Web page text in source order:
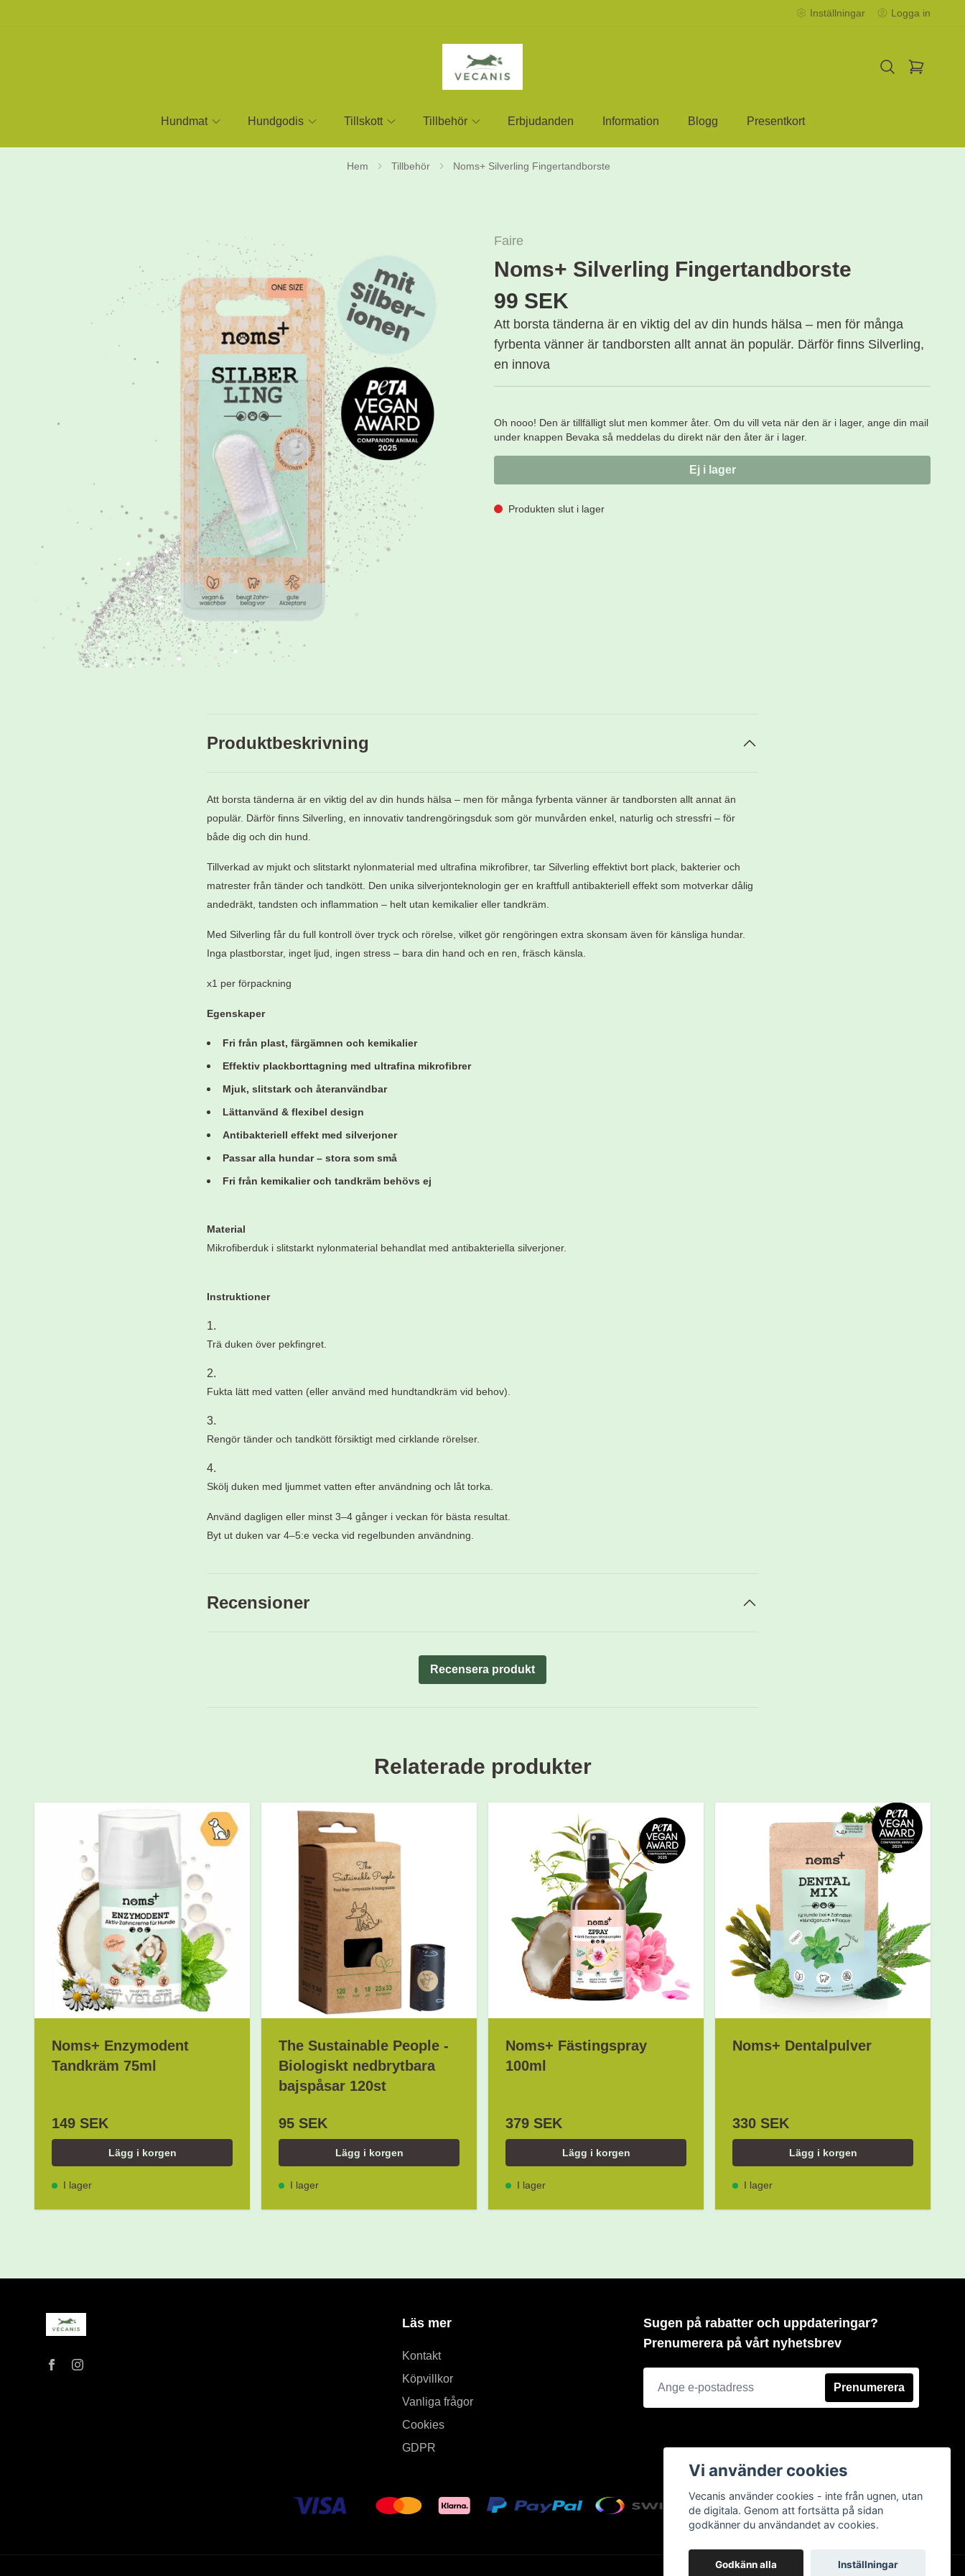
Inställningar Logga in
Hundmat Hundgodis Tillskott Tillbehör Erbjudanden Information Blogg Presentkort
Hem Tillbehör Noms+ Silverling Fingertandborste
Faire
Noms+ Silverling Fingertandborste
99 SEK
Att borsta tänderna är en viktig del av din hunds hälsa – men för många
fyrbenta vänner är tandborsten allt annat än populär. Därför finns Silverling,
en innova
Oh nooo! Den är tillfälligt slut men kommer åter. Om du vill veta när den är i lager, ange din mail
under knappen Bevaka så meddelas du direkt när den åter är i lager.
Ej i lager
Produkten slut i lager
Produktbeskrivning
Att borsta tänderna är en viktig del av din hunds hälsa – men för många fyrbenta vänner är tandborsten allt annat än
populär. Därför finns Silverling, en innovativ tandrengöringsduk som gör munvården enkel, naturlig och stressfri – för
både dig och din hund.
Tillverkad av mjukt och slitstarkt nylonmaterial med ultrafina mikrofibrer, tar Silverling effektivt bort plack, bakterier och
matrester från tänder och tandkött. Den unika silverjonteknologin ger en kraftfull antibakteriell effekt som motverkar dålig
andedräkt, tandsten och inflammation – helt utan kemikalier eller tandkräm.
Med Silverling får du full kontroll över tryck och rörelse, vilket gör rengöringen extra skonsam även för känsliga hundar.
Inga plastborstar, inget ljud, ingen stress – bara din hand och en ren, fräsch känsla.
x1 per förpackning
Egenskaper
Fri från plast, färgämnen och kemikalier
Effektiv plackborttagning med ultrafina mikrofibrer
Mjuk, slitstark och återanvändbar
Lättanvänd & flexibel design
Antibakteriell effekt med silverjoner
Passar alla hundar – stora som små
Fri från kemikalier och tandkräm behövs ej
Material
Mikrofiberduk i slitstarkt nylonmaterial behandlat med antibakteriella silverjoner.
Instruktioner
Trä duken över pekfingret.
Fukta lätt med vatten (eller använd med hundtandkräm vid behov).
Rengör tänder och tandkött försiktigt med cirklande rörelser.
Skölj duken med ljummet vatten efter användning och låt torka.
Använd dagligen eller minst 3–4 gånger i veckan för bästa resultat.
Byt ut duken var 4–5:e vecka vid regelbunden användning.
Recensioner
Recensera produkt
Relaterade produkter
Noms+ Enzymodent
Tandkräm 75ml
149 SEK
Lägg i korgen
I lager
The Sustainable People -
Biologiskt nedbrytbara
bajspåsar 120st
95 SEK
Lägg i korgen
I lager
Noms+ Fästingspray
100ml
379 SEK
Lägg i korgen
I lager
Noms+ Dentalpulver
330 SEK
Lägg i korgen
I lager
Läs mer
Kontakt
Köpvillkor
Vanliga frågor
Cookies
GDPR
Sugen på rabatter och uppdateringar?
Prenumerera på vårt nyhetsbrev
Prenumerera
Vi använder cookies
Vecanis använder cookies - inte från ugnen, utan
de digitala. Genom att fortsätta på sidan
godkänner du användandet av cookies.
Godkänn alla Inställningar